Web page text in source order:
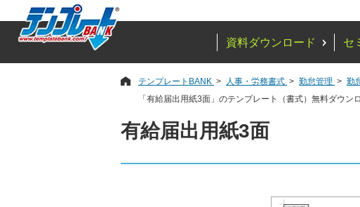
資料ダウンロード セ
テンプレートBANK 人事・労務書式 勤怠管理
勤
「有給届出用紙3面」のテンプレート（書式）無料ダウン
有給届出用紙3面